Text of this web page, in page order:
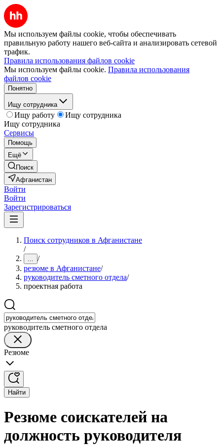
Мы используем файлы cookie, чтобы обеспечивать
правильную работу нашего веб-сайта и анализировать сетевой
трафик.
Правила использования файлов cookie
Мы используем файлы cookie. Правила использования
файлов cookie
Понятно
Ищу сотрудника
Ищу работу
Ищу сотрудника
Ищу сотрудника
Сервисы
Помощь
Ещё
Поиск
Афганистан
Войти
Войти
Зарегистрироваться
Поиск сотрудников в Афганистане
/
... /
резюме в Афганистане/
руководитель сметного отдела/
проектная работа
руководитель сметного отдела
Резюме
Найти
Резюме соискателей на
должность руководителя